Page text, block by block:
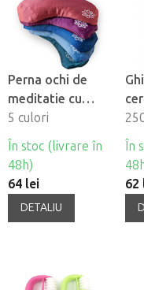
Perna ochi de
meditatie cu
lavanda Bodhi
Lotus mako-
satin
5 culori
În stoc (livrare în
48h)
64 lei
DETALIU
În
62